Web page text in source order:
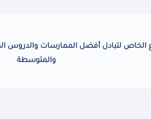
الخاص لتبادل أفضل الممارسات والدروس
والمتوسطة